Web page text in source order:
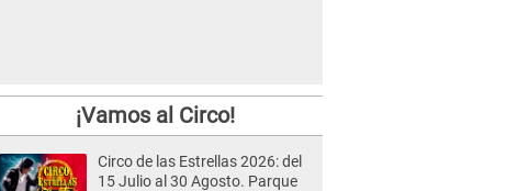
¡Vamos al Circo!
Circo de las Estrellas 2026: del
15 Julio al 30 Agosto. Parque